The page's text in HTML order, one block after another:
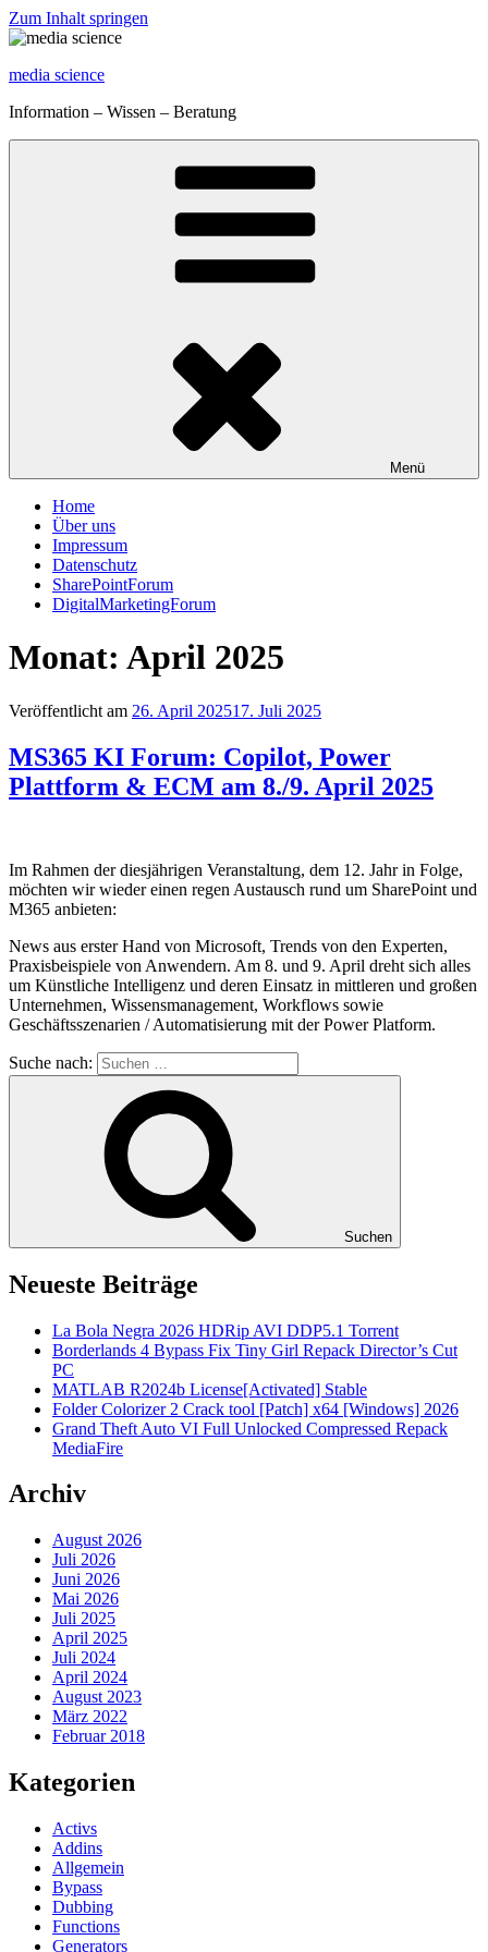
Zum Inhalt springen
media science
Information – Wissen – Beratung
Menü
Home
Über uns
Impressum
Datenschutz
SharePointForum
DigitalMarketingForum
Monat: April 2025
Veröffentlicht am 26. April 202517. Juli 2025
MS365 KI Forum: Copilot, Power
Plattform & ECM am 8./9. April 2025
Im Rahmen der diesjährigen Veranstaltung, dem 12. Jahr in Folge,
möchten wir wieder einen regen Austausch rund um SharePoint und
M365 anbieten:
News aus erster Hand von Microsoft, Trends von den Experten,
Praxisbeispiele von Anwendern. Am 8. und 9. April dreht sich alles
um Künstliche Intelligenz und deren Einsatz in mittleren und großen
Unternehmen, Wissensmanagement, Workflows sowie
Geschäftsszenarien / Automatisierung mit der Power Platform.
Suche nach:
Suchen
Neueste Beiträge
La Bola Negra 2026 HDRip AVI DDP5.1 Torrent
Borderlands 4 Bypass Fix Tiny Girl Repack Director’s Cut
PC
MATLAB R2024b License[Activated] Stable
Folder Colorizer 2 Crack tool [Patch] x64 [Windows] 2026
Grand Theft Auto VI Full Unlocked Compressed Repack
MediaFire
Archiv
August 2026
Juli 2026
Juni 2026
Mai 2026
Juli 2025
April 2025
Juli 2024
April 2024
August 2023
März 2022
Februar 2018
Kategorien
Activs
Addins
Allgemein
Bypass
Dubbing
Functions
Generators